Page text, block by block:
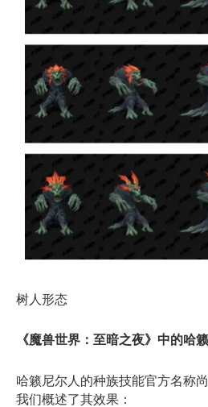
树人形态
《魔兽世界：至暗之夜》中的哈
哈籁尼尔人的种族技能官方名称
我们概述了其效果：